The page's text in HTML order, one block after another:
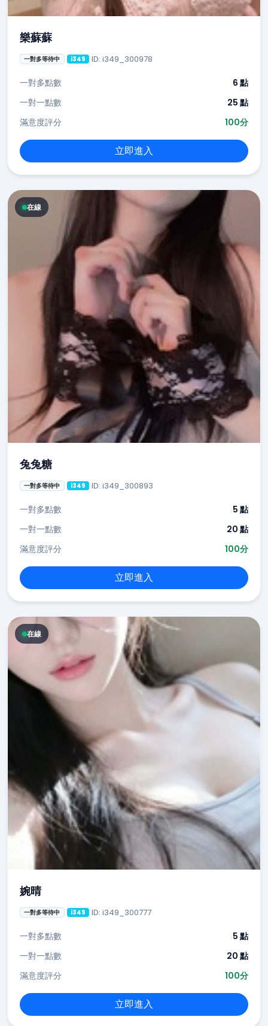
樂蘇蘇
一對多等待中 i349 ID: i349_300978
一對多點數
6 點
一對一點數
25 點
滿意度評分
100分
立即進入
在線
兔兔糖
一對多等待中 i349 ID: i349_300893
一對多點數
5 點
一對一點數
20 點
滿意度評分
100分
立即進入
在線
婉晴
一對多等待中 i349 ID: i349_300777
一對多點數
5 點
一對一點數
20 點
滿意度評分
100分
立即進入